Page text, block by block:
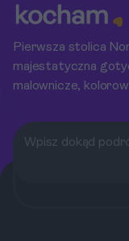
Pierwsza stolica
majestatyczna
malownicze,